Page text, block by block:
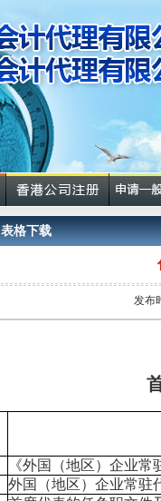
表格下载
发布
《外国（地区）企业
外国（地区）企业常驻